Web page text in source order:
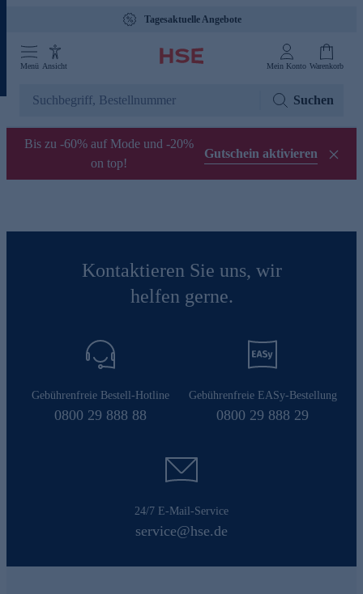
Tagesaktuelle Angebote
Menü Ansicht Mein Konto Warenkorb
Suchen
Bis zu -60% auf Mode und -20%
on top!
Gutschein aktivieren
Kontaktieren Sie uns, wir
helfen gerne.
Gebührenfreie Bestell-Hotline
0800 29 888 88
Gebührenfreie EASy-Bestellung
0800 29 888 29
24/7 E-Mail-Service
service@hse.de